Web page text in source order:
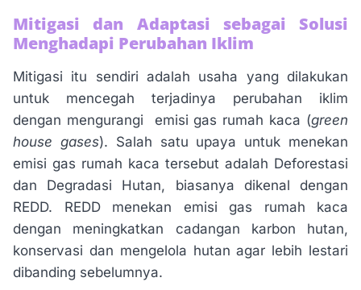
Mitigasi dan Adaptasi sebagai Solusi
Menghadapi Perubahan Iklim
Mitigasi itu sendiri adalah usaha yang dilakukan
untuk mencegah terjadinya perubahan iklim
dengan mengurangi emisi gas rumah kaca (green
house gases). Salah satu upaya untuk menekan
emisi gas rumah kaca tersebut adalah Deforestasi
dan Degradasi Hutan, biasanya dikenal dengan
REDD. REDD menekan emisi gas rumah kaca
dengan meningkatkan cadangan karbon hutan,
konservasi dan mengelola hutan agar lebih lestari
dibanding sebelumnya.